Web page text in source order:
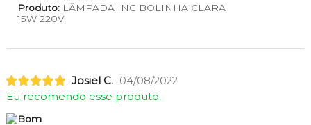
Produto:LÂMPADA INC BOLINHA CLARA
15W 220V
Josiel C. 04/08/2022
Eu recomendo esse produto.
Bom